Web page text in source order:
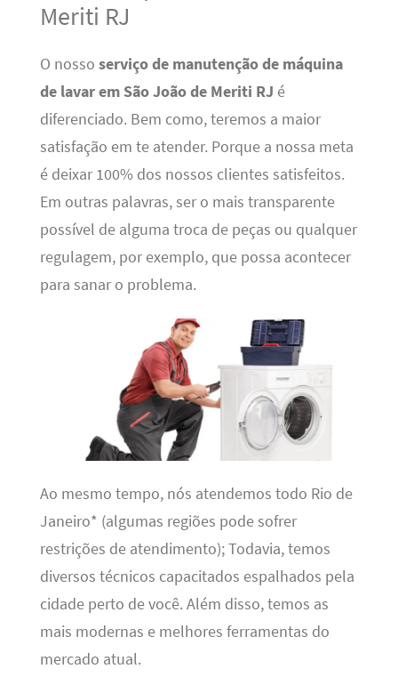
Meriti RJ
O nosso serviço de manutenção de máquina
de lavar em São João de Meriti RJ é
diferenciado. Bem como, teremos a maior
satisfação em te atender. Porque a nossa meta
é deixar 100% dos nossos clientes satisfeitos.
Em outras palavras, ser o mais transparente
possível de alguma troca de peças ou qualquer
regulagem, por exemplo, que possa acontecer
para sanar o problema.
Ao mesmo tempo, nós atendemos todo Rio de
Janeiro* (algumas regiões pode sofrer
restrições de atendimento); Todavia, temos
diversos técnicos capacitados espalhados pela
cidade perto de você. Além disso, temos as
mais modernas e melhores ferramentas do
mercado atual.